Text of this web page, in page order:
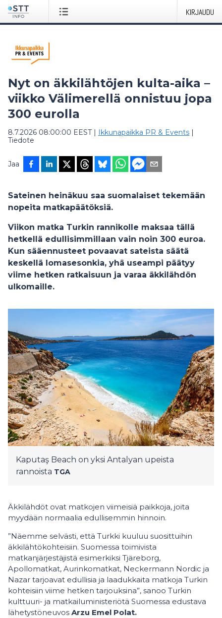
KIRJAUDU
Nyt on äkkilähtöjen kulta-aika –
viikko Välimerellä onnistuu jopa
300 eurolla
8.7.2026 08:00:00 EEST| Ikkunapaikka PR & Events |
Tiedote
Jaa
Sateinen heinäkuu saa suomalaiset tekemään
nopeita matkapäätöksiä.
Viikon matka Turkin rannikolle maksaa tällä
hetkellä edullisimmillaan vain noin 300 euroa.
Kun sääennusteet povaavat sateista säätä
keskellä lomasesonkia, yhä useampi päätyy
viime hetken ratkaisuun ja varaa äkkilähdön
ulkomaille.
Kaputaş Beach on yksi Antalyan upeista
rannoista TGA
Äkkilähdöt ovat matkojen viimeisiä paikkoja, joita
myydään normaalia edullisemmin hinnoin.
”Näemme selvästi, että Turkki kuuluu suosittuihin
äkkilähtökohteisiin. Suomessa toimivista
matkanjärjestäjistä esimerkiksi Tjäreborg,
Apollomatkat, Aurinkomatkat, Neckermann Nordic ja
Nazar tarjoavat edullisia ja laadukkaita matkoja Turkin
kohteisiin viime hetken tarjouksina”, sanoo Turkin
kulttuuri- ja matkailuministeriötä Suomessa edustava
lähetystöneuvos Arzu Emel Polat.